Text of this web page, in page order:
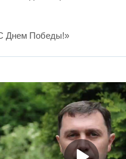
Днем Победы!»